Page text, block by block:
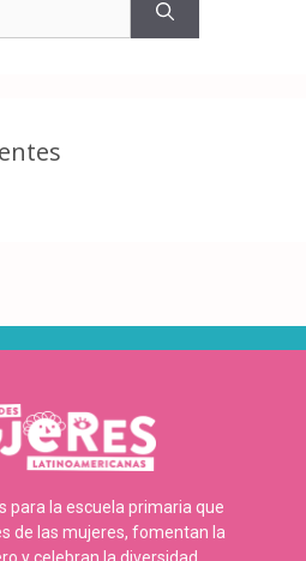
para la escuela primaria que
de las mujeres, fomentan la
y celebran la diversidad.